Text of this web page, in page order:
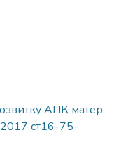
АПК матер.
ст16-75-